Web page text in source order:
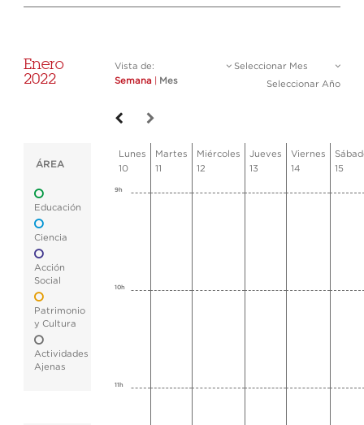
Enero
2022
Vista de:
Semana
Mes
Seleccionar Mes
Seleccionar Año
ÁREA
Educación
Ciencia
Acción
Social
Patrimonio
y Cultura
Actividades
Ajenas
Lunes
10
Martes
11
Miércoles
12
Jueves
13
Viernes
14
15
9h
10h
11h